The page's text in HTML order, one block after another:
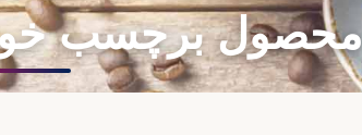
محصول برچسب